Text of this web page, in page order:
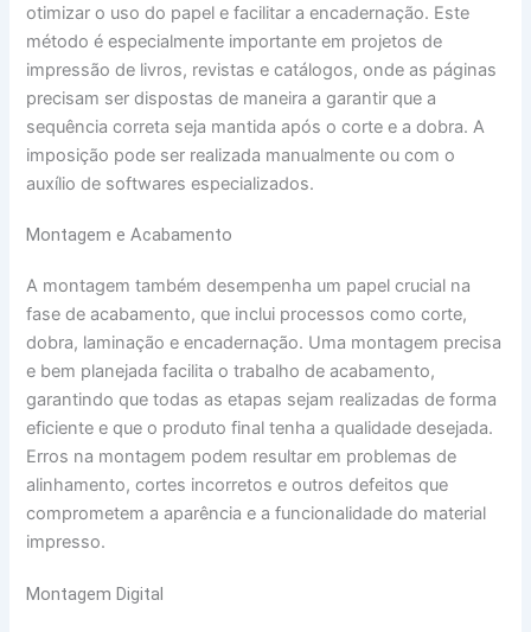
otimizar o uso do papel e facilitar a encadernação. Este
método é especialmente importante em projetos de
impressão de livros, revistas e catálogos, onde as páginas
precisam ser dispostas de maneira a garantir que a
sequência correta seja mantida após o corte e a dobra. A
imposição pode ser realizada manualmente ou com o
auxílio de softwares especializados.
Montagem e Acabamento
A montagem também desempenha um papel crucial na
fase de acabamento, que inclui processos como corte,
dobra, laminação e encadernação. Uma montagem precisa
e bem planejada facilita o trabalho de acabamento,
garantindo que todas as etapas sejam realizadas de forma
eficiente e que o produto final tenha a qualidade desejada.
Erros na montagem podem resultar em problemas de
alinhamento, cortes incorretos e outros defeitos que
comprometem a aparência e a funcionalidade do material
impresso.
Montagem Digital